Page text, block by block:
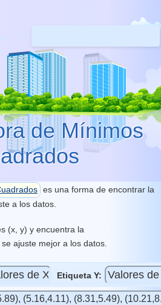
de Mínimos
es una forma de encontrar la
a los datos.
(x, y) y encuentra la
ajuste mejor a los datos.
Etiqueta Y: